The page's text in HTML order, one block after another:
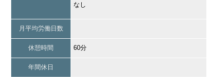
なし
月平均労働日数
休憩時間 60分
年間休日